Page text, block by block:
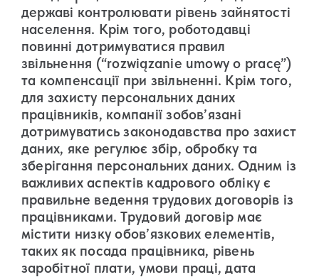
державі контролювати рівень зайнятості
населення. Крім того, роботодавці
повинні дотримуватися правил
звільнення (“rozwiązanie umowy o pracę”)
та компенсації при звільненні. Крім того,
для захисту персональних даних
працівників, компанії зобов’язані
дотримуватись законодавства про захист
даних, яке регулює збір, обробку та
зберігання персональних даних. Одним із
важливих аспектів кадрового обліку є
правильне ведення трудових договорів із
працівниками. Трудовий договір має
містити низку обов’язкових елементів,
таких як посада працівника, рівень
заробітної плати, умови праці, дата